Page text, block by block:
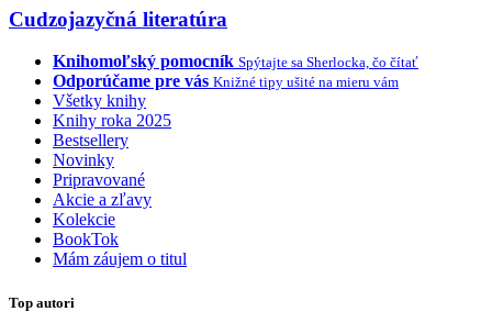
Cudzojazyčná literatúra
Knihomoľský pomocník Spýtajte sa Sherlocka, čo čítať
Odporúčame pre vás Knižné tipy ušité na mieru vám
Všetky knihy
Knihy roka 2025
Bestsellery
Novinky
Pripravované
Akcie a zľavy
Kolekcie
BookTok
Mám záujem o titul
Top autori